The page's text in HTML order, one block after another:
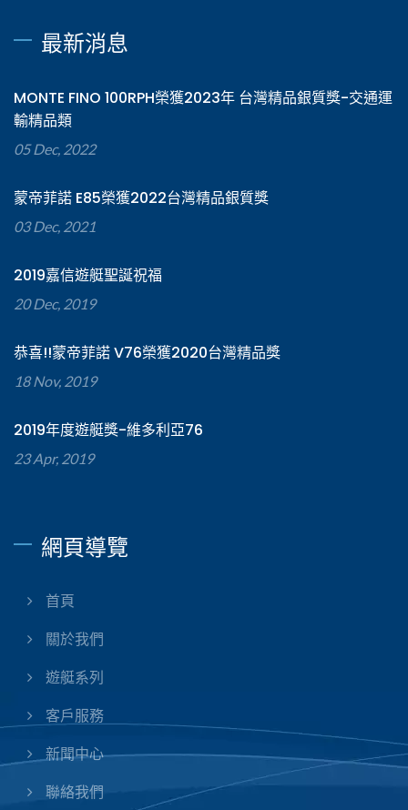
最新消息
MONTE FINO 100RPH榮獲2023年 台灣精品銀質獎-交通運
輸精品類
05 Dec, 2022
蒙帝菲諾 E85榮獲2022台灣精品銀質獎
03 Dec, 2021
2019嘉信遊艇聖誕祝福
20 Dec, 2019
恭喜!!蒙帝菲諾 V76榮獲2020台灣精品獎
18 Nov, 2019
2019年度遊艇獎-維多利亞76
23 Apr, 2019
網頁導覽
首頁
關於我們
遊艇系列
客戶服務
新聞中心
聯絡我們